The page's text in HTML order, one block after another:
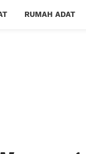
RUMAH ADAT